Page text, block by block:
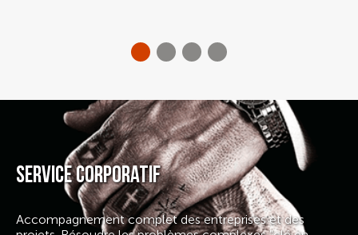
Service corporatif
Accompagnement complet des entreprises et des